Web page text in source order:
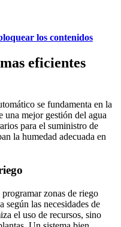
los contenidos
eficientes
se fundamenta en la
una mejor gestión del agua
para el suministro de
la humedad adecuada en
zonas de riego
según las necesidades de
el uso de recursos, sino